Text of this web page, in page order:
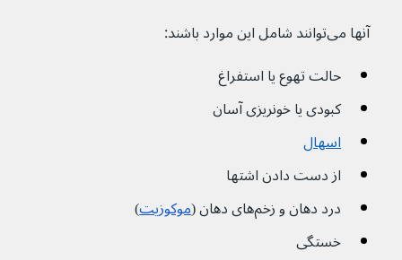
آنها می‌توانند شامل این موارد باشند:
حالت تهوع یا استفراغ
کبودی یا خونریزی آسان
اسهال
از دست دادن اشتها
درد دهان و زخم‌های دهان (
موکوزیت)
خستگی